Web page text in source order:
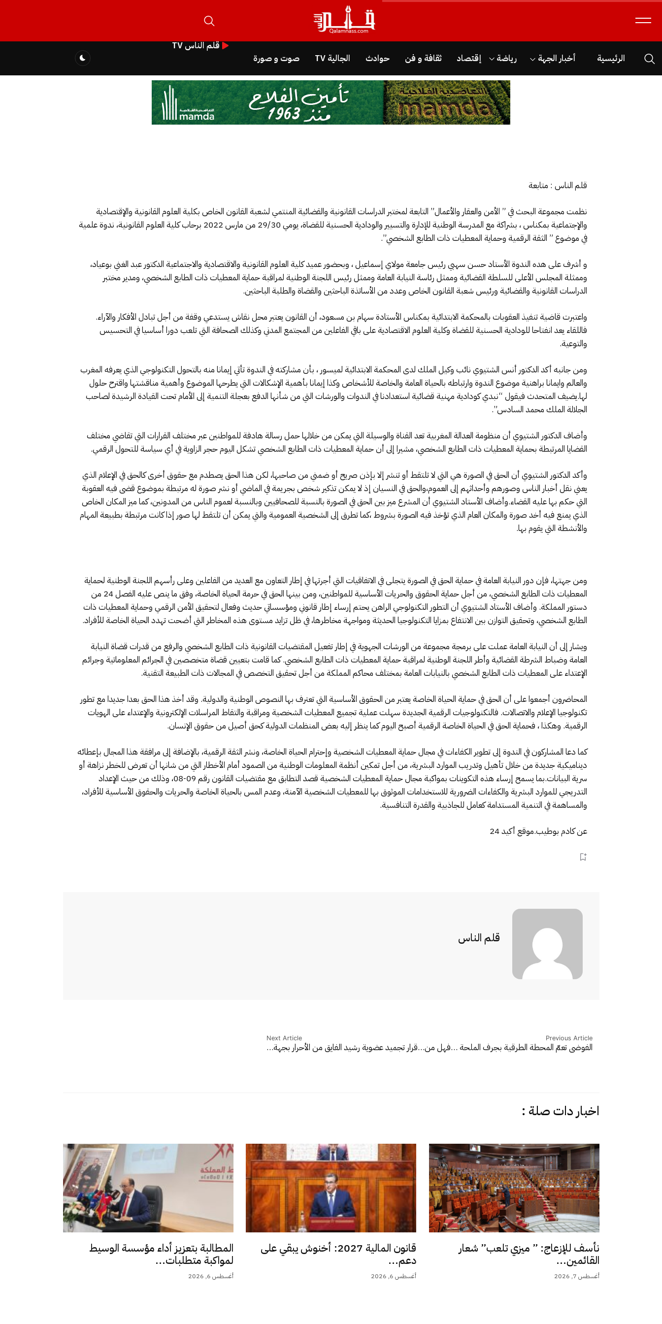
الرئيسية أخبار الجهة رياضة إقتصاد ثقافة و فن حوادث الجالية TV صوت و صورة
قلم الناس TV
قلم الناس : متابعة
نظمت مجموعة البحث في ” الأمن والعقار والأعمال” التابعة لمختبر الدراسات القانونية والقضائية المنتمي لشعبة القانون الخاص بكلية العلوم القانونية والإقتصادية
والإجتماعية بمكناس ، بشراكة مع المدرسة الوطنية للإدارة والتسيير والودادية الحسنية للقضاة، يومي 29/30 من مارس 2022 برحاب كلية العلوم القانونية، ندوة علمية
في موضوع ” الثقة الرقمية وحماية المعطيات ذات الطابع الشخصي”.
و أشرف على هده الندوة الأستاد حسن سهبي رئيس جامعة مولاي إسماعيل ، وبحضور عميد كلية العلوم القانونية والاقتصادية والاجتماعية الدكتور عبد الغني بوعياد،
وممثلة المجلس الأعلى للسلطة القضائية وممثل رئاسة النيابة العامة وممثل رئيس اللجنة الوطنية لمراقبة حماية المعطيات ذات الطابع الشخصي، ومدير مختبر
الدراسات القانونية والقضائية ورئيس شعبة القانون الخاص وعدد من الأساتذة الباحثين والقضاة والطلبة الباحثين.
واعتبرت قاضية تنفيذ العقوبات بالمحكمة الابتدائية بمكناس الأستادة سهام بن مسعود، أن القانون يعتبر محل نقاش يستدعي وقفة من أجل تبادل الأفكار والآراء.
فاللقاء يعد انفتاحا للودادية الحسنية للقضاة وكلية العلوم الاقتصادية على باقي الفاعلين من المجتمع المدني وكذلك الصحافة التي تلعب دورا أساسيا في التحسيس
والتوعية.
ومن جانبه أكد الدكتور أنس الشتيوي نائب وكيل الملك لدى المحكمة الابتدائية لميسور ، بأن مشاركته في الندوة تأتي إيمانا منه بالتحول التكنولوجي الذي يعرفه المغرب
والعالم وايمانا براهنية موضوع الندوة وارتباطه بالحياة العامة والخاصة للأشخاص وكذا إيمانا بأهمية الإشكالات التي يطرحها الموضوع وأهمية مناقشتها واقترح حلول
لها.يضيف المتحدث فيقول “نبدي كودادية مهنية قضائية استعدادنا في الندوات والورشات التي من شأنها الدفع بعجلة التنمية إلى الأمام تحت القيادة الرشيدة لصاحب
الجلالة الملك محمد السادس”.
وأضاف الدكتور الشتيوي أن منظومة العدالة المغربية تعد القناة والوسيلة التي يمكن من خلالها حمل رسالة هادفة للمواطنين عبر مختلف القرارات التي تقاضي مختلف
القضايا المرتبطة بحماية المعطيات ذات الطابع الشخصي، مشيرا إلى أن حماية المعطيات ذات الطابع الشخصي تشكل اليوم حجر الزاوية في أي سياسة للتحول الرقمي.
وأكد الدكتور الشتيوي أن الحق في الصورة هي التي لا تلتقط أو تنشر إلا بإذن صريح أو ضمني من صاحبها، لكن هذا الحق يصطدم مع حقوق أخرى كالحق في الإعلام الذي
يعني نقل أخبار الناس وصورهم وأحداثهم إلى العموم،والحق في النسيان إذ لا يمكن تذكير شخص بجريمة في الماضي أو نشر صورة له مرتبطة بموضوع قضى فيه العقوبة
التي حكم بها عليه القضاء.وأضاف الأستاد الشتيوي أن المشرع ميز بين الحق في الصورة بالنسبة للصحافيين وبالنسبة لعموم الناس من المدونين، كما ميز المكان الخاص
الذي يمنع فيه أخد صورة والمكان العام الذي تؤخذ فيه الصورة بشروط ،كما تطرق إلى الشخصية العمومية والتي يمكن أن تلتقط لها صور إذا كانت مرتبطة بطبيعة المهام
والأنشطة التي يقوم بها.
ومن جهتها، فإن دور النيابة العامة في حماية الحق في الصورة يتجلى في الاتفاقيات التي أجرتها في إطار التعاون مع العديد من الفاعلين وعلى رأسهم اللجنة الوطنية لحماية
المعطيات ذات الطابع الشخصي، من أجل حماية الحقوق والحريات الأساسية للمواطنين، ومن بينها الحق في حرمة الحياة الخاصة، وفق ما ينص عليه الفصل 24 من
دستور المملكة. وأضاف الأستاد الشتيوي أن التطور التكنولوجي الراهن يحتم إرساء إطار قانوني ومؤسساتي حديث وفعال لتحقيق الأمن الرقمي وحماية المعطيات ذات
الطابع الشخصي، وتحقيق التوازن بين الانتفاع بمزايا التكنولوجيا الحديثة ومواجهة مخاطرها، في ظل تزايد مستوى هذه المخاطر التي أضحت تهدد الحياة الخاصة للأفراد.
ويشار إلى أن النيابة العامة عملت على برمجة مجموعة من الورشات الجهوية في إطار تفعيل المقتضيات القانونية ذات الطابع الشخصي والرفع من قدرات قضاة النيابة
العامة وضباط الشرطة القضائية وأطر اللجنة الوطنية لمراقبة حماية المعطيات ذات الطابع الشخصي. كما قامت بتعيين قضاة متخصصين في الجرائم المعلوماتية وجرائم
الإعتداء على المعطيات ذات الطابع الشخصي بالنيابات العامة بمختلف محاكم المملكة من أجل تحقيق التخصص في المجالات ذات الطبيعة التقنية.
المحاضرون أجمعوا على أن الحق في حماية الحياة الخاصة يعتبر من الحقوق الأساسية التي تعترف بها النصوص الوطنية والدولية. وقد أخذ هذا الحق بعدا جديدا مع تطور
تكنولوجيا الإعلام والاتصالات. فالتكنولوجيات الرقمية الجديدة سهلت عملية تجميع المعطيات الشخصية ومراقبة والتقاط المراسلات الإلكترونية والإعتداء على الهويات
الرقمية. وهكذا ، فحماية الحق في الحياة الخاصة الرقمية أصبح اليوم كما ينظر إليه بعض المنظمات الدولية كحق أصيل من حقوق الإنسان.
كما دعا المشاركون في الندوة إلى تطوير الكفاءات في مجال حماية المعطيات الشخصية وإحترام الحياة الخاصة، ونشر الثقة الرقمية، بالإضافة إلى مرافقة هذا المجال بإعطائه
ديناميكية جديدة من خلال تأهيل وتدريب الموارد البشرية، من أجل تمكين أنظمة المعلومات الوطنية من الصمود أمام الأخطار التي من شانها أن تعرض للخطر نزاهة أو
سرية البيانات.بما يسمح إرساء هذه التكوينات بمواكبة مجال حماية المعطيات الشخصية قصد التطابق مع مقتضيات القانون رقم 09-08، وذلك من حيث الإعداد
التدريجي للموارد البشرية والكفاءات الضرورية للاستخدامات الموثوق بها للمعطيات الشخصية الآمنة، وعدم المس بالحياة الخاصة والحريات والحقوق الأساسية للأفراد،
والمساهمة في التنمية المستدامة كعامل للجاذبية والقدرة التنافسية.
عن كادم بوطيب.موقع أكيد 24
قلم الناس
Previous Article
الفوضى تعمّ المحطة الطرقية بجرف الملحة …فهل من…
Next Article
قرار تجميد عضوية رشيد الفايق من الأحرار بجهة…
اخبار دات صلة :
نأسف للإزعاج: ” ميزي تلعب” شعار
القائمين...
أغسطس 7, 2026
قانون المالية 2027: أخنوش يبقي على
دعم...
أغسطس 6, 2026
المطالبة بتعزيز أداء مؤسسة الوسيط
لمواكبة متطلبات...
أغسطس 6, 2026